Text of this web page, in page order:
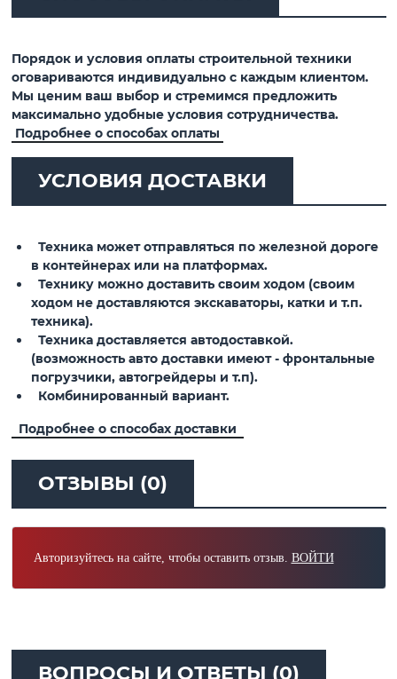
Порядок и условия оплаты строительной техники
оговариваются индивидуально с каждым клиентом.
Мы ценим ваш выбор и стремимся предложить
максимально удобные условия сотрудничества.
Подробнее о способах оплаты
УСЛОВИЯ ДОСТАВКИ
Техника может отправляться по железной дороге
в контейнерах или на платформах.
Технику можно доставить своим ходом (своим
ходом не доставляются экскаваторы, катки и т.п.
техника).
Техника доставляется автодоставкой.
(возможность авто доставки имеют - фронтальные
погрузчики, автогрейдеры и т.п).
Комбинированный вариант.
Подробнее о способах доставки
ОТЗЫВЫ (0)
Авторизуйтесь на сайте, чтобы оставить отзыв. ВОЙТИ
ВОПРОСЫ И ОТВЕТЫ (0)